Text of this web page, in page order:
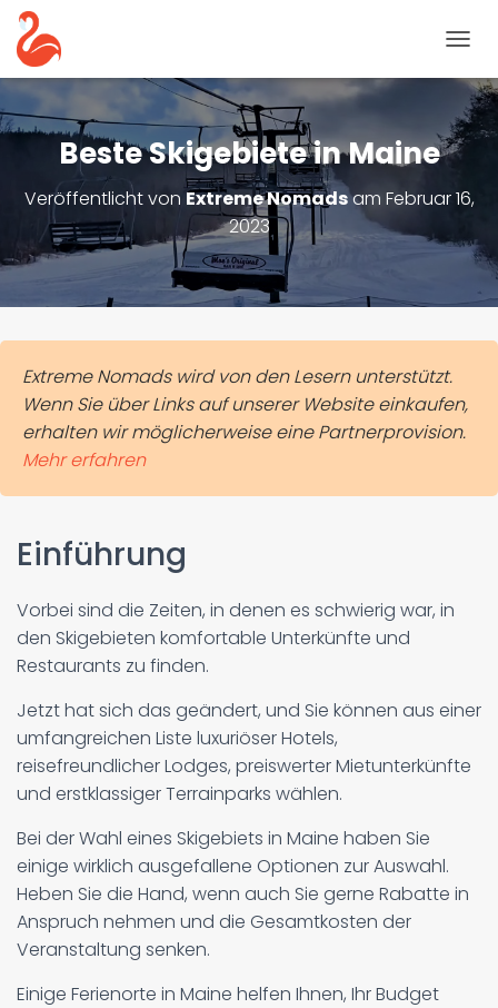
A
I
G
A
I
N
S
T
E
Beste Skigebiete in Maine
Veröffentlicht von Extreme Nomadsam Februar 16,
2023
Extreme Nomads wird von den Lesern unterstützt.
Wenn Sie über Links auf unserer Website einkaufen,
erhalten wir möglicherweise eine Partnerprovision.
Mehr erfahren
Einführung
Vorbei sind die Zeiten, in denen es schwierig war, in
den Skigebieten komfortable Unterkünfte und
Restaurants zu finden.
Jetzt hat sich das geändert, und Sie können aus einer
umfangreichen Liste luxuriöser Hotels,
reisefreundlicher Lodges, preiswerter Mietunterkünfte
und erstklassiger Terrainparks wählen.
Bei der Wahl eines Skigebiets in Maine haben Sie
einige wirklich ausgefallene Optionen zur Auswahl.
Heben Sie die Hand, wenn auch Sie gerne Rabatte in
Anspruch nehmen und die Gesamtkosten der
Veranstaltung senken.
Einige Ferienorte in Maine helfen Ihnen, Ihr Budget